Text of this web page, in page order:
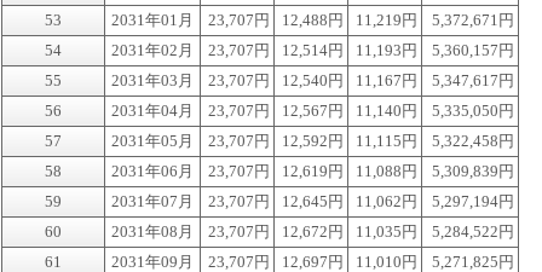
53
2031年01月 23,707円 12,488円 11,219円
5,372,671円
54
2031年02月 23,707円 12,514円 11,193円
5,360,157円
55
2031年03月 23,707円 12,540円 11,167円
5,347,617円
56
2031年04月 23,707円 12,567円 11,140円
5,335,050円
57
2031年05月 23,707円 12,592円 11,115円
5,322,458円
58
2031年06月 23,707円 12,619円 11,088円
5,309,839円
59
2031年07月 23,707円 12,645円 11,062円
5,297,194円
60
2031年08月 23,707円 12,672円 11,035円
5,284,522円
61
2031年09月 23,707円 12,697円 11,010円
5,271,825円